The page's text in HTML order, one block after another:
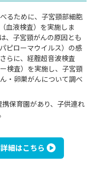
るために、子宮頸部細胞
血液検査）を実施しま
、子宮頸がんの原因とも
ピローマウイルス）の感
らに、経腟超音波検査
ー検査）を実施し、子宮頸
・卵巣がんについて調べ
保育園があり、子供連れ
細はこちら